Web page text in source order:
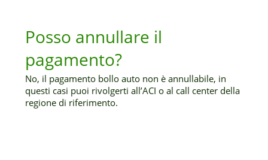
Posso annullare il
pagamento?
No, il pagamento bollo auto non è annullabile, in
questi casi puoi rivolgerti all’ACI o al call center della
regione di riferimento.